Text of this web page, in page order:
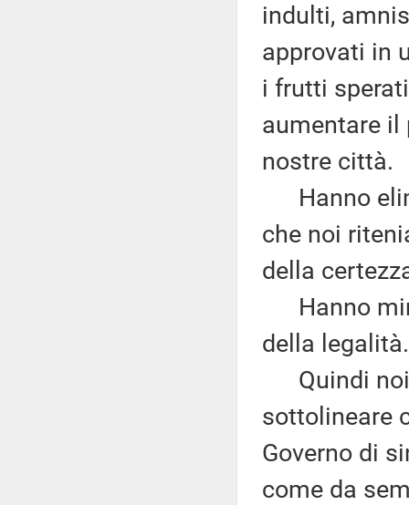
indulti,
approvati in
i frutti
aumentare il
nostre città.
Hanno
che noi
della
Hanno
della legalità.
Quindi noi
sottolineare
Governo di
come da